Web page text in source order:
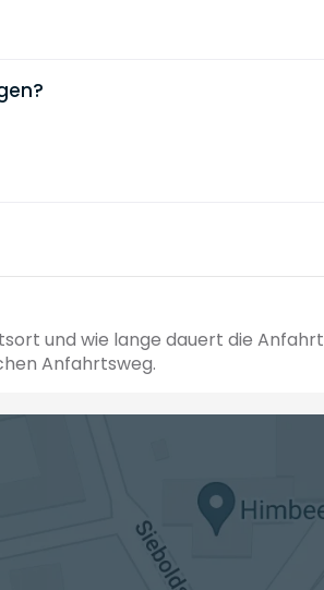
und wie lange dauert die
Anfahrtsweg.
Verkehrsdaten eines typischen Dienstag